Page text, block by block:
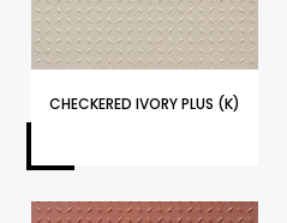
CHECKERED IVORY PLUS (K)